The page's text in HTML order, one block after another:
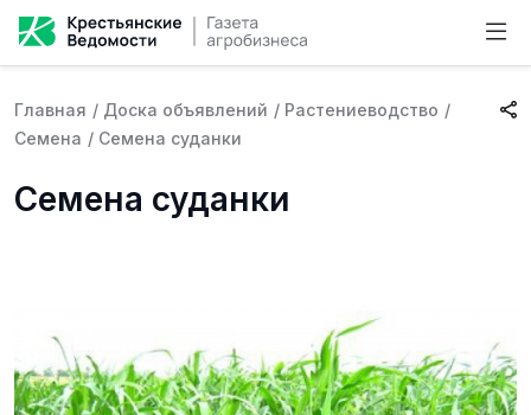
Главная / Доска объявлений / Растениеводство /
Семена / Семена суданки
Семена суданки